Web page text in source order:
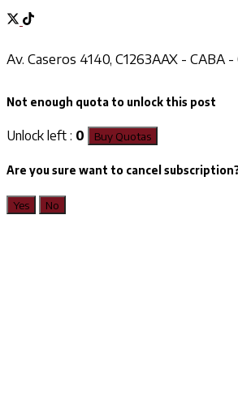
Av. Caseros 4140, C1263AAX - CABA
Not enough quota to unlock this post
Unlock left : 0 Buy Quotas
Are you sure want to cancel
Yes No